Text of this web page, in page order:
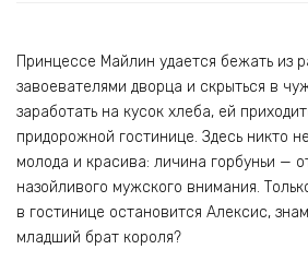
Принцессе Майлин удается бежать из
завоевателями дворца и скрыться в
заработать на кусок хлеба, ей
придорожной гостинице. Здесь никто
молода и красива: личина горбуньи —
назойливого мужского внимания.
в гостинице остановится Алексис,
младший брат короля?